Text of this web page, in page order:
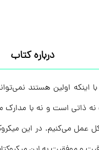
درباره کتاب
اینکه اولین هستند
ذاتی است و نه با مدارک